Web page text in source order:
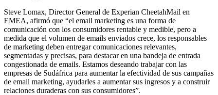
Steve Lomax, Director General de Experian CheetahMail en
EMEA, afirmó que “el email marketing es una forma de
comunicación con los consumidores rentable y medible, pero a
medida que el volumen de emails enviados crece, los responsables
de marketing deben entregar comunicaciones relevantes,
segmentadas y precisas, para destacar en una bandeja de entrada
congestionada de emails. Estamos deseando trabajar con las
empresas de Sudáfrica para aumentar la efectividad de sus campañas
de email marketing, ayudarles a aumentar sus ingresos y a construir
relaciones duraderas con sus consumidores”.